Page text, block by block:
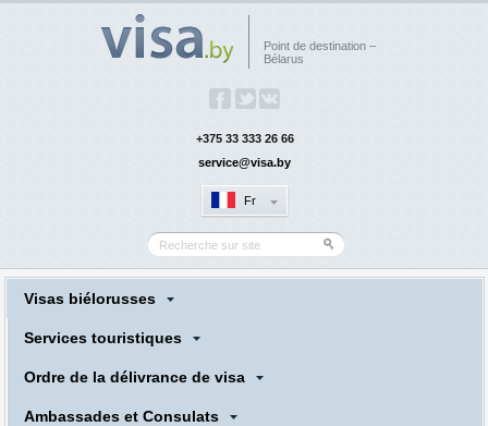
Point de destination –
Bélarus
+375 33 333 26 66
service@visa.by
Fr
Visas biélorusses
Services touristiques
Ordre de la délivrance de visa
Ambassades et Consulats